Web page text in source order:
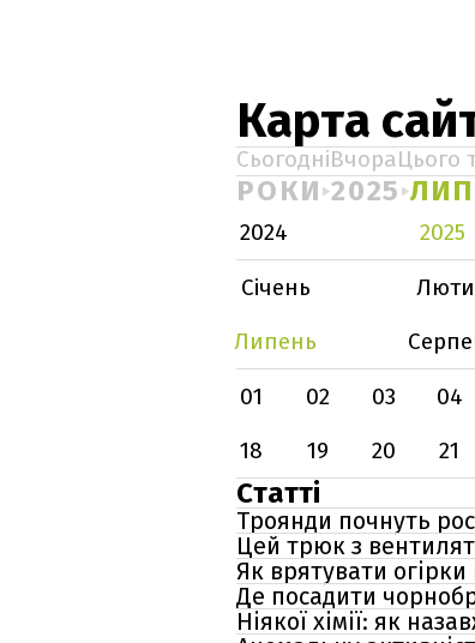
Карта
СьогодніВчораЦього
РОКИ 2025
2024 2025
Січень
Липень
01
02 03 04
18
19 20 21
Статті
Троянди почнуть
Цей трюк з
Як врятувати
Де посадити
Ніякої хімії: як